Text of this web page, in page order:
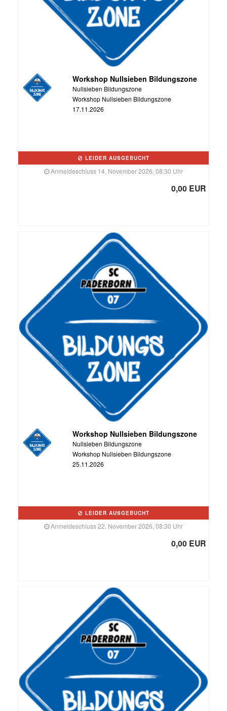
Workshop Nullsieben Bildungszone
Nullsieben Bildungszone
Workshop Nullsieben Bildungszone
17.11.2026
LEIDER AUSGEBUCHT
Anmeldeschluss 14. November 2026, 08:30 Uhr
0,00 EUR
Workshop Nullsieben Bildungszone
Nullsieben Bildungszone
Workshop Nullsieben Bildungszone
25.11.2026
LEIDER AUSGEBUCHT
Anmeldeschluss 22. November 2026, 08:30 Uhr
0,00 EUR